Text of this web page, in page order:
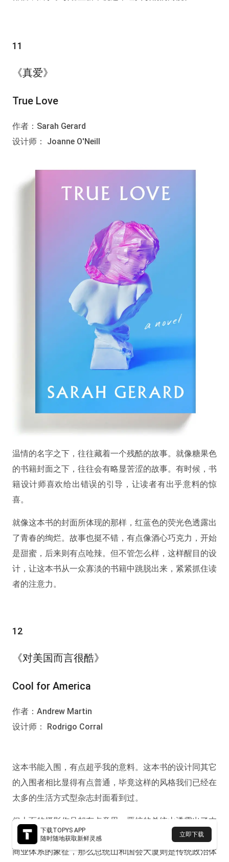
11
《真爱》
True Love
作者：Sarah Gerard
设计师： Joanne O'Neill
温情的名字之下，往往藏着一个残酷的故事。就像糖果色
的书籍封面之下，往往会有略显苦涩的故事。有时候，书
籍设计师喜欢给出错误的引导，让读者有出乎意料的惊
喜。
就像这本书的封面所体现的那样，红蓝色的荧光色透露出
了青春的绚烂。故事也挺不错，有点像酒心巧克力，开始
是甜蜜，后来则有点呛辣。但不管怎么样，这样醒目的设
计，让这本书从一众寡淡的书籍中跳脱出来，紧紧抓住读
者的注意力。
12
《对美国而言很酷》
Cool for America
作者：Andrew Martin
设计师： Rodrigo Corral
这本书能入围，有点超乎我的意料。这本书的设计同其它
的入围者相比显得有点普通，毕竟这样的风格我们已经在
太多的生活方式型杂志封面看到过。
但上面的摄影作品却有点意思，恶搞的总统山透露出了本
书调皮的内容。如果说自由女神像和帝国大厦是美国传统
商业体系的象征，那么总统山和国会大厦则是传统政治体
下载TOPYS APP
随时随地获取新鲜灵感
立即下载